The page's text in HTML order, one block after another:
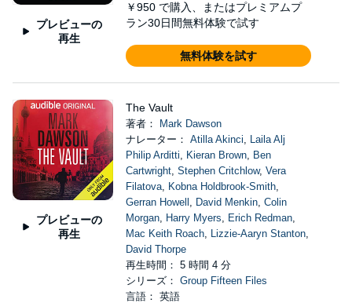
プレビューの
再生
￥950 で購入、またはプレミアムプ
ラン30日間無料体験で試す
無料体験を試す
プレビューの
再生
The Vault
著者：
Mark Dawson
ナレーター： Atilla Akinci, Laila Alj
Philip Arditti, Kieran Brown, Ben
Cartwright, Stephen Critchlow, Vera
Filatova, Kobna Holdbrook-Smith,
Gerran Howell , David Menkin, Colin
Morgan, Harry Myers, Erich Redman,
Mac Keith Roach, Lizzie-Aaryn Stanton,
David Thorpe
再生時間： 5 時間 4 分
シリーズ： Group Fifteen Files
言語： 英語